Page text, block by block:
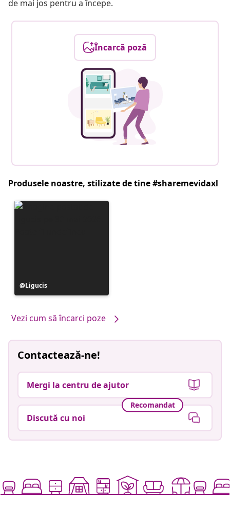
de mai jos pentru a începe.
Încarcă poză
Produsele noastre, stilizate de tine #sharemevidaxl
Postare
publicată
Ligucis
Vezi cum să încarci poze
Contactează-ne!
Mergi la centru de ajutor
Recomandat
Discută cu noi